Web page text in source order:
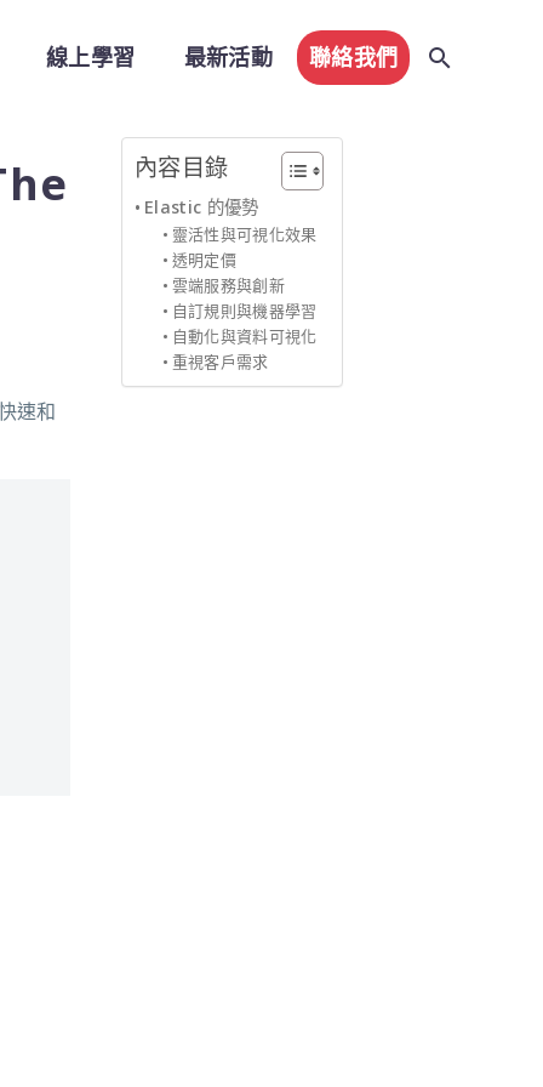
線上學習 最新活動 聯絡我們
速和
內容目錄
Elastic 的優勢
靈活性與可視化效果
透明定價
雲端服務與創新
自訂規則與機器學習
自動化與資料可視化
重視客戶需求